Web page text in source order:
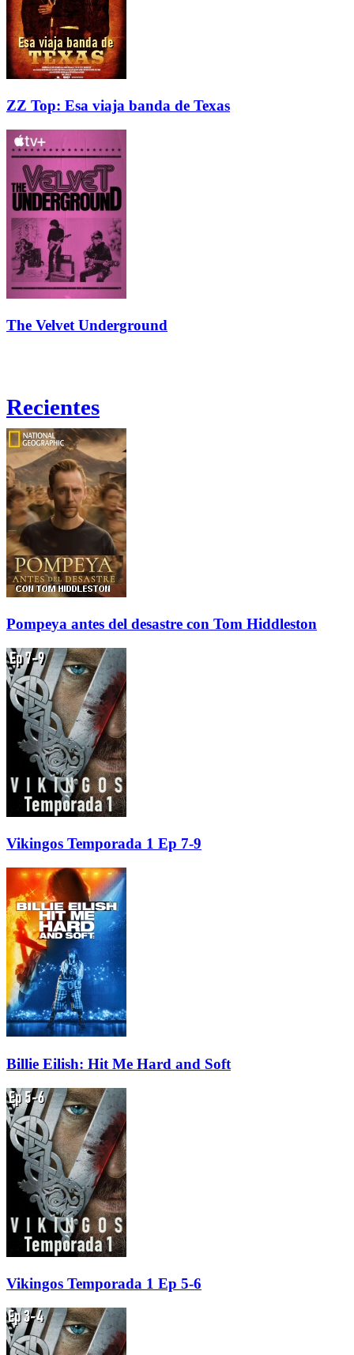
ZZ Top: Esa viaja banda de Texas
The Velvet Underground
Recientes
Pompeya antes del desastre con Tom Hiddleston
Vikingos Temporada 1 Ep 7-9
Billie Eilish: Hit Me Hard and Soft
Vikingos Temporada 1 Ep 5-6